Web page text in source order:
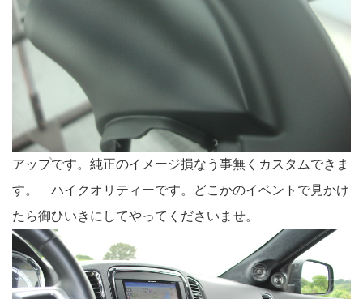
アップです。純正のイメージ損なう事無くカスタムできま
す。 ハイクオリティーです。どこかのイベントで見かけ
たら御ひいきにしてやってくださいませ。